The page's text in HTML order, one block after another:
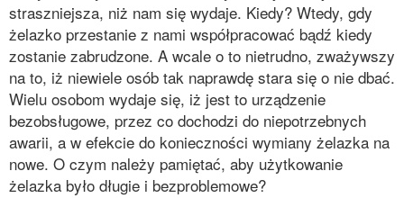
straszniejsza, niż nam się wydaje. Kiedy? Wtedy, gdy
żelazko przestanie z nami współpracować bądź kiedy
zostanie zabrudzone. A wcale o to nietrudno, zważywszy
na to, iż niewiele osób tak naprawdę stara się o nie dbać.
Wielu osobom wydaje się, iż jest to urządzenie
bezobsługowe, przez co dochodzi do niepotrzebnych
awarii, a w efekcie do konieczności wymiany żelazka na
nowe. O czym należy pamiętać, aby użytkowanie
żelazka było długie i bezproblemowe?